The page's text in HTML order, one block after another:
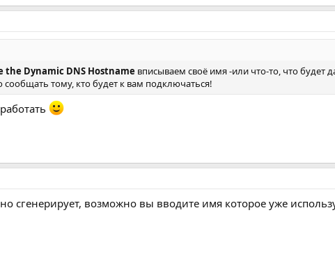
the Dynamic DNS Hostname вписываем своё имя -или что-то, что будет
тому, кто будет к вам подключаться!
сгенерирует, возможно вы вводите имя которое уже